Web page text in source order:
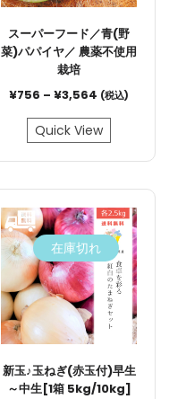
スーパーフード／青(野
菜)パパイヤ／ 農薬不使用
栽培
¥756 – ¥3,564 (税込)
Quick View
在庫切れ
新玉♪玉ねぎ(赤玉付)早生
～中生[1箱 5kg/10kg]